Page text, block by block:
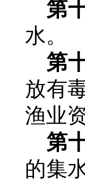
第
水。
第
放有
渔业
第
的集